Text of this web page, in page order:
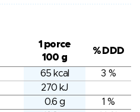
1 porce
100 g
% DDD
65 kcal
3 %
270 kJ
0.6 g
1 %